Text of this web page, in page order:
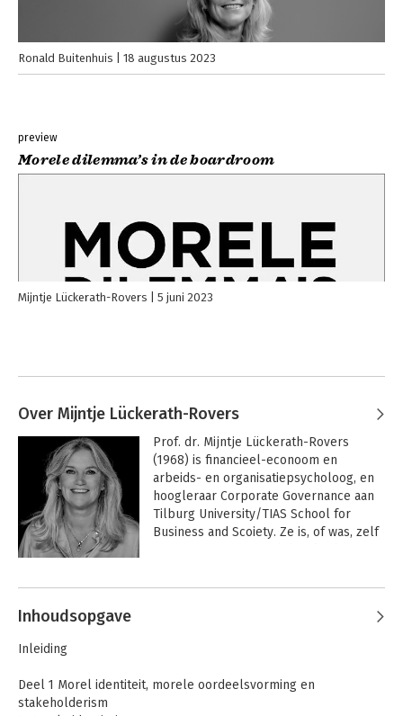
Ronald Buitenhuis 18 augustus 2023
preview
Morele dilemma’s in de boardroom
Mijntje Lückerath-Rovers 5 juni 2023
Over Mijntje Lückerath-Rovers
Prof. dr. Mijntje Lückerath-Rovers
(1968) is financieel-econoom en
arbeids- en organisatiepsycholoog, en
hoogleraar Corporate Governance aan
Tilburg University/TIAS School for
Business and Scoiety. Ze is, of was, zelf
Rijcken, ASN Beleggingsinstellingen,
langetermijnwaardecreatie, boardroom-
dynamics en diversiteit.
Andere boeken door Mijntje
Lückerath-Rovers
Inhoudsopgave
Inleiding
Deel 1 Morel identiteit, morele oordeelsvorming en
stakeholderism